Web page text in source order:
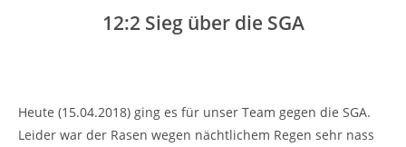
12:2 Sieg über die SGA
Heute (15.04.2018) ging es für unser Team gegen die SGA.
Leider war der Rasen wegen nächtlichem Regen sehr nass